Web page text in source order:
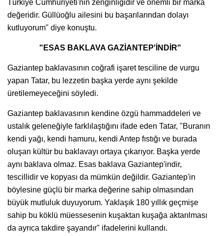
Türkiye Cumhuriyeti'nin zenginliğidir ve önemli bir marka
değeridir. Güllüoğlu ailesini bu başarılarından dolayı
kutluyorum" diye konuştu.
"ESAS BAKLAVA GAZİANTEP'İNDİR"
Gaziantep baklavasının coğrafi işaret tesciline de vurgu
yapan Tatar, bu lezzetin başka yerde aynı şekilde
üretilemeyeceğini söyledi.
Gaziantep baklavasının kendine özgü hammaddeleri ve
ustalık geleneğiyle farklılaştığını ifade eden Tatar, "Buranın
kendi yağı, kendi hamuru, kendi Antep fıstığı ve burada
oluşan kültür bu baklavayı ortaya çıkarıyor. Başka yerde
aynı baklava olmaz. Esas baklava Gaziantep'indir,
tescillidir ve kopyası da mümkün değildir. Gaziantep'in
böylesine güçlü bir marka değerine sahip olmasından
büyük mutluluk duyuyorum. Yaklaşık 180 yıllık geçmişe
sahip bu köklü müessesenin kuşaktan kuşağa aktarılması
da ayrıca takdire şayandır" ifadelerini kullandı.